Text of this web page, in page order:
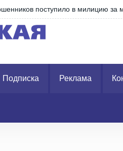
поступило в милицию за
Подписка Реклама